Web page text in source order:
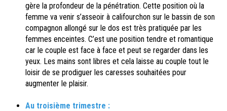
gère la profondeur de la pénétration. Cette position où la
femme va venir s’asseoir à califourchon sur le bassin de son
compagnon allongé sur le dos est très pratiquée par les
femmes enceintes. C’est une position tendre et romantique
car le couple est face à face et peut se regarder dans les
yeux. Les mains sont libres et cela laisse au couple tout le
loisir de se prodiguer les caresses souhaitées pour
augmenter le plaisir.
Au troisième trimestre :